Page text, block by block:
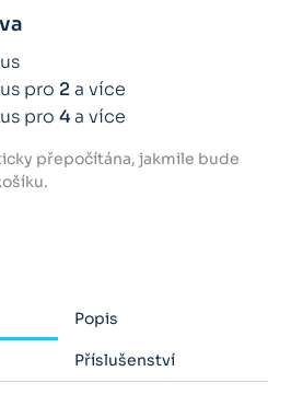
pro 2a více
pro4a více
přepočítána, jakmile bude
Popis
Příslušenství